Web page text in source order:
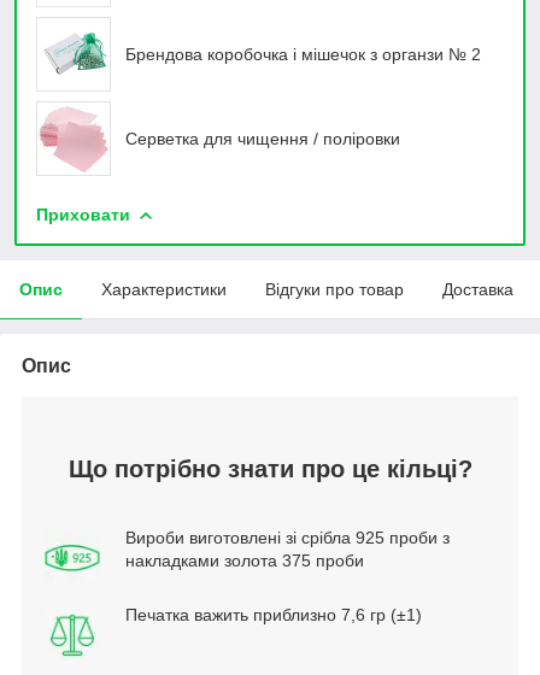
Брендова коробочка і мішечок з органзи № 2
Серветка для чищення / поліровки
Приховати
Опис Характеристики Відгуки про товар Доставка
Опис
Що потрібно знати про це кільці?
Вироби виготовлені зі срібла 925 проби з
накладками золота 375 проби
Печатка важить приблизно 7,6 гр (±1)